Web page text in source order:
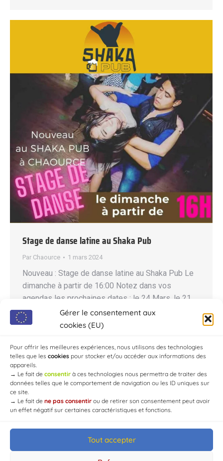
Gérer le consentement aux
cookies (EU)
Pour offrir les meilleures expériences, nous utilisons des technologies
telles que les cookies pour stocker et/ou accéder aux informations des
appareils.
→ Le fait de consentir à ces technologies nous permettra de traiter des
données telles que le comportement de navigation ou les ID uniques sur
ce site.
→ Le fait de ne pas consentir ou de retirer son consentement peut avoir
un effet négatif sur certaines caractéristiques et fonctions.
Tout accepter
Stage de danse latine au Shaka Pub
Par Chaource 1 mars 2024
Nouveau : Stage de danse latine au Shaka Pub Le
dimanche à partir de 16:00 Notez dans vos
agendas les prochaines dates : le 24 Mars, le 21
Avril, le 05 Mai 2024. Restauration sur place entre
midi et 14:00 Abel Edouardo vous propose des
moderne Inscriptions…
© Mairie de Chaource [2004-2024] | Tous droits réservés.